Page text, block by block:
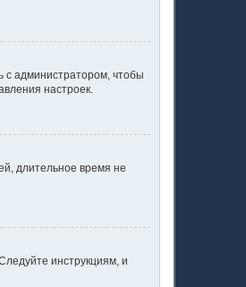
с администратором, чтобы
настроек.
длительное время не
Следуйте инструкциям, и